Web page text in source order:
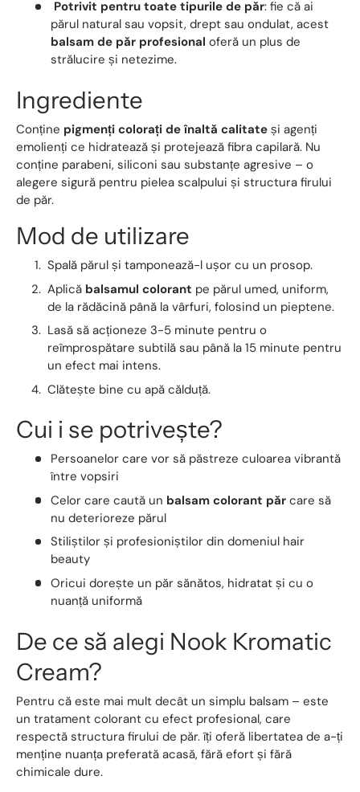
Potrivit pentru toate tipurile de păr: fie că ai
părul natural sau vopsit, drept sau ondulat, acest
balsam de păr profesional oferă un plus de
strălucire și netezime.
Ingrediente
Conține pigmenți colorați de înaltă calitate și agenți
emolienți ce hidratează și protejează fibra capilară. Nu
conține parabeni, siliconi sau substanțe agresive – o
alegere sigură pentru pielea scalpului și structura firului
de păr.
Mod de utilizare
Spală părul și tamponează-l ușor cu un prosop.
Aplică balsamul colorant pe părul umed, uniform,
de la rădăcină până la vârfuri, folosind un pieptene.
Lasă să acționeze 3-5 minute pentru o
reîmprospătare subtilă sau până la 15 minute pentru
un efect mai intens.
Clătește bine cu apă călduță.
Cui i se potrivește?
Persoanelor care vor să păstreze culoarea vibrantă
între vopsiri
Celor care caută un balsam colorant părcare să
nu deterioreze părul
Stiliștilor și profesioniștilor din domeniul hair
beauty
Oricui dorește un păr sănătos, hidratat și cu o
nuanță uniformă
De ce să alegi Nook Kromatic
Cream?
Pentru că este mai mult decât un simplu balsam – este
un tratament colorant cu efect profesional, care
respectă structura firului de păr. îți oferă libertatea de a-ți
menține nuanța preferată acasă, fără efort și fără
chimicale dure.